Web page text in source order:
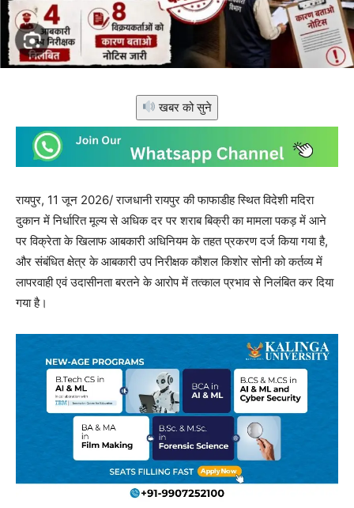
खबर को सुने
रायपुर, 11 जून 2026/ राजधानी रायपुर की फाफाडीह स्थित विदेशी मदिरा
दुकान में निर्धारित मूल्य से अधिक दर पर शराब बिक्री का मामला पकड़ में आने
पर विक्रेता के खिलाफ आबकारी अधिनियम के तहत प्रकरण दर्ज किया गया है,
और संबंधित क्षेत्र के आबकारी उप निरीक्षक कौशल किशोर सोनी को कर्तव्य में
लापरवाही एवं उदासीनता बरतने के आरोप में तत्काल प्रभाव से निलंबित कर दिया
गया है।